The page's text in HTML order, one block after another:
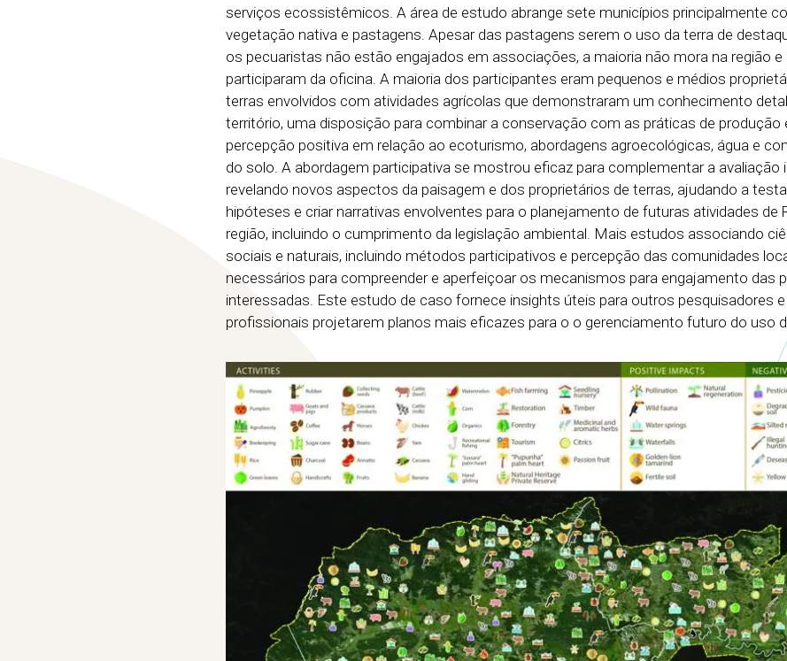
serviços ecossistêmicos. A área de estudo abrange sete municípios principalmente
vegetação nativa e pastagens. Apesar das pastagens serem o uso da terra de
os pecuaristas não estão engajados em associações, a maioria não mora na região
participaram da oficina. A maioria dos participantes eram pequenos e médios
terras envolvidos com atividades agrícolas que demonstraram um conhecimento
território, uma disposição para combinar a conservação com as práticas de produção
percepção positiva em relação ao ecoturismo, abordagens agroecológicas, água e
do solo. A abordagem participativa se mostrou eficaz para complementar a avaliação
revelando novos aspectos da paisagem e dos proprietários de terras, ajudando a
hipóteses e criar narrativas envolventes para o planejamento de futuras atividades de
região, incluindo o cumprimento da legislação ambiental. Mais estudos associando
sociais e naturais, incluindo métodos participativos e percepção das comunidades
necessários para compreender e aperfeiçoar os mecanismos para engajamento das
interessadas. Este estudo de caso fornece insights úteis para outros pesquisadores e
profissionais projetarem planos mais eficazes para o o gerenciamento futuro do uso